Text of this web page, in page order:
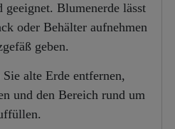
Blumenerde lässt
oder Behälter aufnehmen
geben.
alte Erde entfernen,
und den Bereich rund um